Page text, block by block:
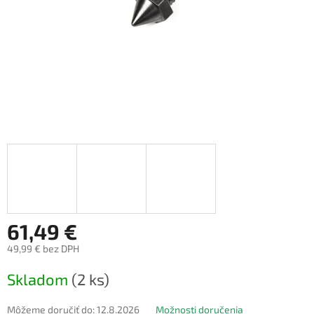
61,49 €
49,99 € bez DPH
cena:
Skladom (2 ks)
Môžeme doručiť do:12.8.2026 Možnosti doručenia